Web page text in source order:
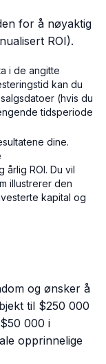
for å nøyaktig
ROI).
i de angitte
kan du
(hvis du
tidsperiode
dine.
årlig ROI. Du vil
illustrerer den
kapital og
og ønsker å
til $250 000
000 i
opprinnelige